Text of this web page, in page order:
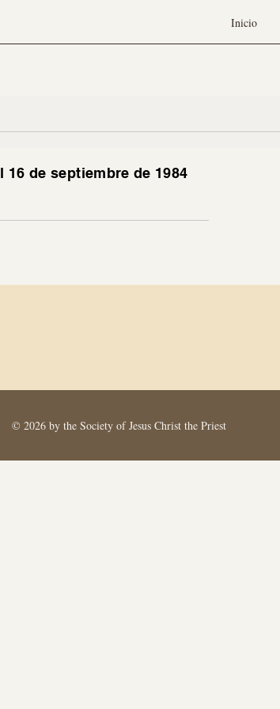
Inicio
de septiembre de 1984
© 2026 by the Society of Jesus Christ the Priest